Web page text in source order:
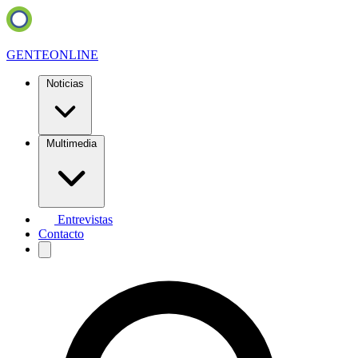
GENTEONLINE
Noticias
Multimedia
Entrevistas
Contacto